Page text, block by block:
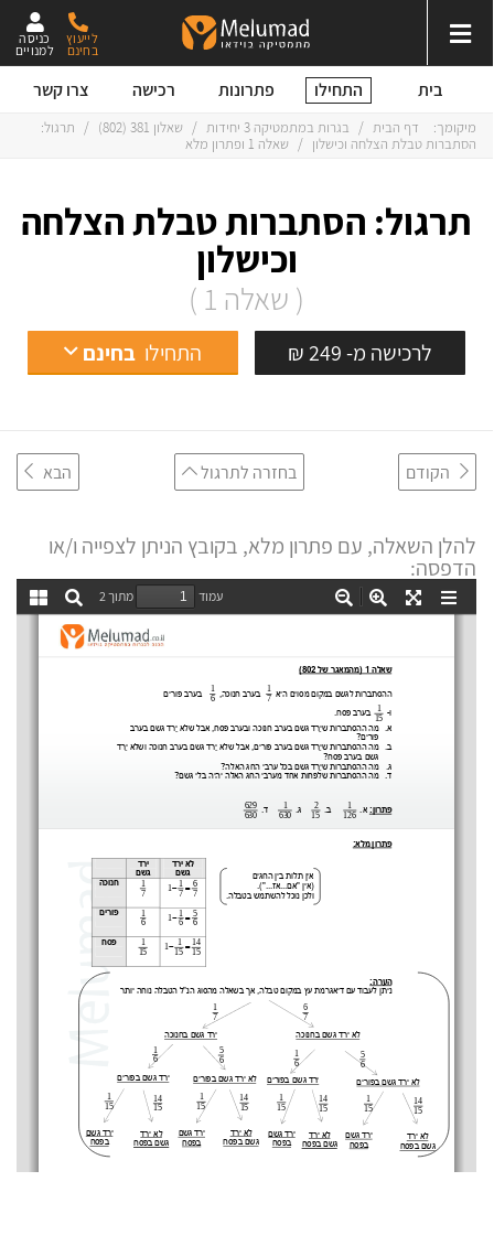
כניסה
למנויים
לייעוץ
בחינם
בית התחילו פתרונות רכישה צרו קשר
תרגול: הסתברות טבלת הצלחה
וכישלון
( שאלה 1 )
לרכישה מ- 249 ₪ התחילו בחינם
מיקומך: דף הבית / בגרות במתמטיקה 3 יחידות / שאלון 381 (802) / תרגול:
הסתברות טבלת הצלחה וכישלון / שאלה 1 ופתרון מלא
הקודם בחזרה לתרגול הבא
להלן השאלה, עם פתרון מלא, בקובץ הניתן לצפייה ו/או
הדפסה: